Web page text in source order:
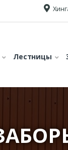
Лестницы